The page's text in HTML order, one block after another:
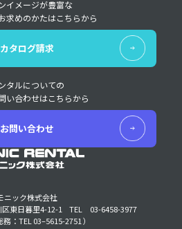
ニック株式会社
東日暮里4-12-1
TEL 03-6458-3977
務：TEL 03–5615-2751 ）
イメージが豊富な
求めのかたはこちらから
カタログ請求
タルについての
い合わせはこちらから
お問い合わせ